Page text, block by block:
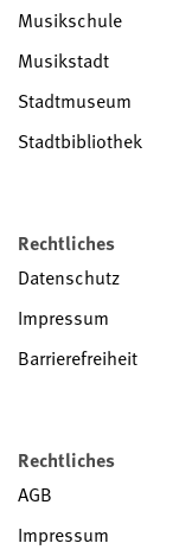
Musikschule
Musikstadt
Stadtmuseum
Stadtbibliothek
Rechtliches
Datenschutz
Impressum
Barrierefreiheit
Rechtliches
AGB
Impressum